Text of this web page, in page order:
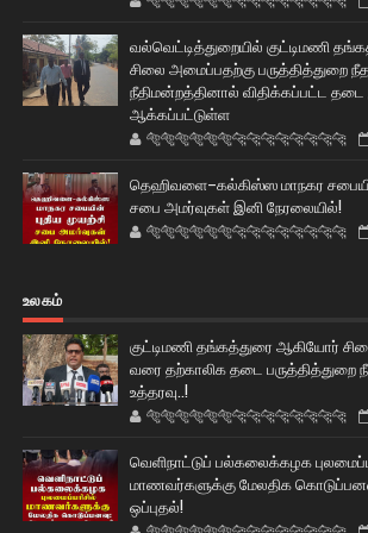
வல்வெட்டித்துறையில் குட்டிமணி
சிலை அமைப்பதற்கு பருத்தித்துறை
நீதிமன்றத்தினால் விதிக்கப்பட்ட
ஆக்கப்பட்டுள்ள
🐅🐅🐅🐅🐅🐅🐆🐆🐆🐆🐆🐆🐆🐆
தெஹிவளை–கல்கிஸ்ஸ மாநகர
சபை அமர்வுகள் இனி நேரலையில்!
🐅🐅🐅🐅🐅🐅🐆🐆🐆🐆🐆🐆🐆🐆
உலகம்
குட்டிமணி தங்கத்துரை ஆகியோர்
வரை தற்காலிக தடை பருத்தித்துறை
உத்தரவு..!
🐅🐅🐅🐅🐅🐅🐆🐆🐆🐆🐆🐆🐆🐆
வெளிநாட்டுப் பல்கலைக்கழக
மாணவர்களுக்கு மேலதிக
ஒப்புதல்!